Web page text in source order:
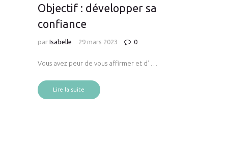
Objectif : développer sa
confiance
par Isabelle 29 mars 2023 0
Vous avez peur de vous affirmer et d’ …
Lire la suite